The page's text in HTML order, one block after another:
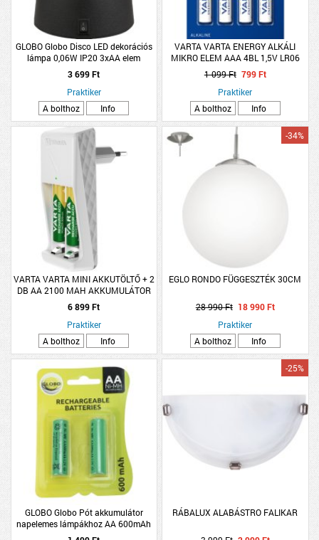
GLOBO Globo Disco LED dekorációs
lámpa 0,06W IP20 3xAA elem
9x12.1cm színes
3 699 Ft
Praktiker
A bolthoz
Info
VARTA VARTA ENERGY ALKÁLI
MIKRO ELEM AAA 4BL 1,5V LR06
1 099 Ft 799 Ft
Praktiker
A bolthoz
Info
VARTA VARTA MINI AKKUTÖLTŐ + 2
DB AA 2100 MAH AKKUMULÁTOR
6 899 Ft
Praktiker
A bolthoz
Info
EGLO RONDO FÜGGESZTÉK 30CM
-34%
28 990 Ft 18 990 Ft
Praktiker
A bolthoz
Info
GLOBO Globo Pót akkumulátor
napelemes lámpákhoz AA 600mAh
2db/csomag
RÁBALUX ALABÁSTRO FALIKAR
-25%